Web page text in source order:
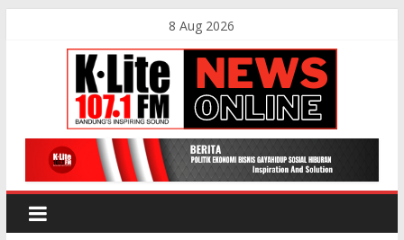
8 Aug 2026
K-
Lite